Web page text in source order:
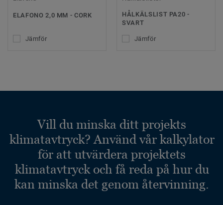
ELAFONO 2,0 MM - CORK
Jämför
HÅLKÄLSLIST PA20 -
SVART
Jämför
Vill du minska ditt projekts
klimatavtryck? Använd vår kalkylator
för att utvärdera projektets
klimatavtryck och få reda på hur du
kan minska det genom återvinning.